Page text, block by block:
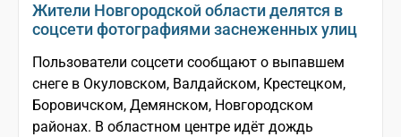
Жители Новгородской области делятся в
соцсети фотографиями заснеженных улиц
Пользователи соцсети сообщают о выпавшем
снеге в Окуловском, Валдайском, Крестецком,
Боровичском, Демянском, Новгородском
районах. В областном центре идёт дождь